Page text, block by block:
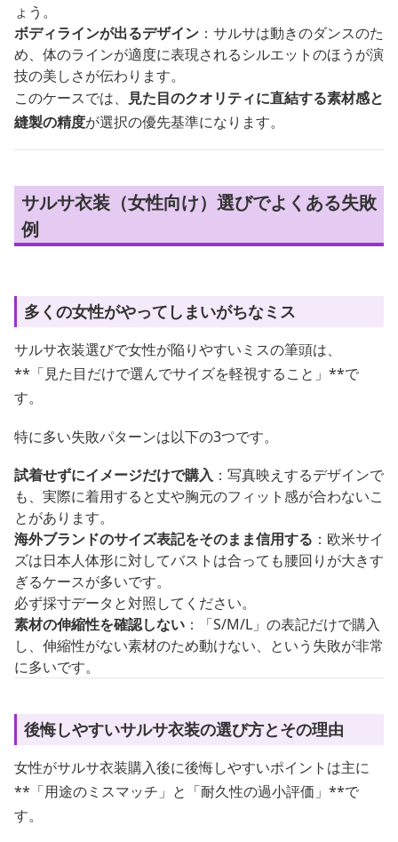
ょう。
ボディラインが出るデザイン ：サルサは動きのダンスのた
め、体のラインが適度に表現されるシルエットのほうが演
技の美しさが伝わります。
このケースでは、
見た目のクオリティに直結する素材感と
縫製の精度が選択の優先基準になります。
サルサ衣装（女性向け）選びでよくある失敗
例
多くの女性がやってしまいがちなミス
サルサ衣装選びで女性が陥りやすいミスの筆頭は、
**「見た目だけで選んでサイズを軽視すること」**で
す。
特に多い失敗パターンは以下の3つです。
試着せずにイメージだけで購入 ：写真映えするデザインで
も、実際に着用すると丈や胸元のフィット感が合わないこ
とがあります。
海外ブランドのサイズ表記をそのまま信用する ：欧米サイ
ズは日本人体形に対してバストは合っても腰回りが大きす
ぎるケースが多いです。
必ず採寸データと対照してください。
素材の伸縮性を確認しない ：「S/M/L」の表記だけで購入
し、伸縮性がない素材のため動けない、という失敗が非常
に多いです。
後悔しやすいサルサ衣装の選び方とその理由
女性がサルサ衣装購入後に後悔しやすいポイントは主に
**「用途のミスマッチ」と「耐久性の過小評価」**で
す。